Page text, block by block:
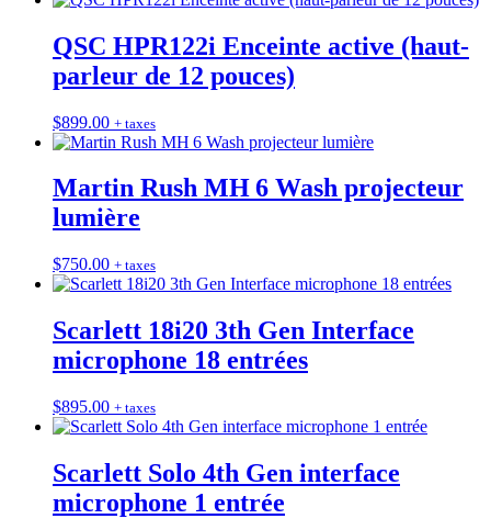
QSC HPR122i Enceinte active (haut-
parleur de 12 pouces)
$899.00 + taxes
Martin Rush MH 6 Wash projecteur
lumière
$750.00 + taxes
Scarlett 18i20 3th Gen Interface
microphone 18 entrées
$895.00 + taxes
Scarlett Solo 4th Gen interface
microphone 1 entrée